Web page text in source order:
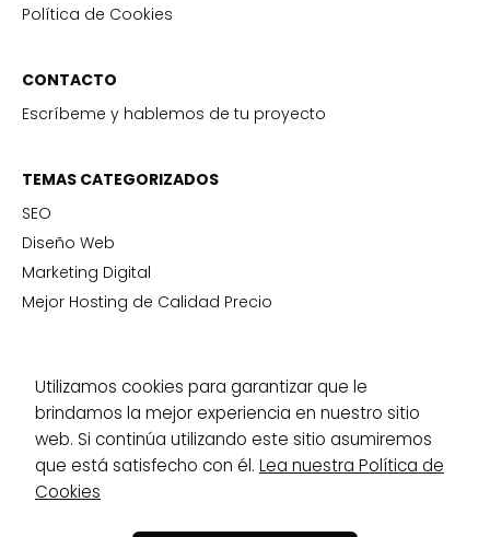
Política de Cookies
CONTACTO
Escríbeme y hablemos de tu proyecto
TEMAS CATEGORIZADOS
SEO
Diseño Web
Marketing Digital
Mejor Hosting de Calidad Precio
Desarrollo Web
USA
© 2025 Creamos2web.com — Todos los derechos
reservados. Diseño y desarrollo web profesional.
Utilizamos cookies para garantizar que le
brindamos la mejor experiencia en nuestro sitio
web. Si continúa utilizando este sitio asumiremos
que está satisfecho con él. Lea nuestra Política de
Cookies